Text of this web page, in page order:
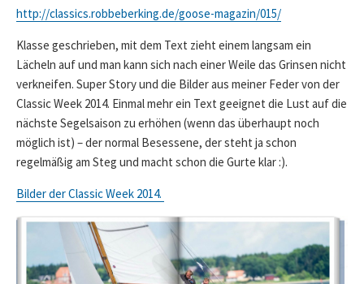
http://classics.robbeberking.de/goose-magazin/015/
Klasse geschrieben, mit dem Text zieht einem langsam ein
Lächeln auf und man kann sich nach einer Weile das Grinsen nicht
verkneifen. Super Story und die Bilder aus meiner Feder von der
Classic Week 2014. Einmal mehr ein Text geeignet die Lust auf die
nächste Segelsaison zu erhöhen (wenn das überhaupt noch
möglich ist) – der normal Besessene, der steht ja schon
regelmäßig am Steg und macht schon die Gurte klar :).
Bilder der Classic Week 2014.